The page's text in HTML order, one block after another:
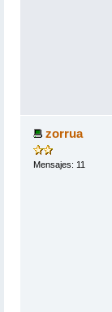
zorrua
Mensajes: 11